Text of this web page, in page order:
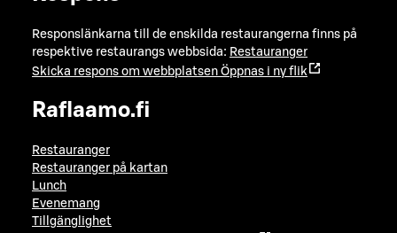
Responslänkarna till de enskilda restaurangerna finns på
respektive restaurangs webbsida: Restauranger
Skicka respons om webbplatsen Öppnas i ny flik
Raflaamo.fi
Restauranger
Restauranger på kartan
Lunch
Evenemang
Tillgänglighet